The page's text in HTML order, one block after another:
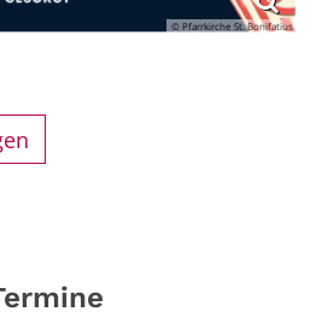
© Pfarrkirche St. Bonifatius